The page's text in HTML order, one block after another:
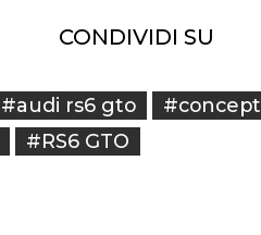
CONDIVIDI SU
#audi rs6 gto
#concept
#RS6 GTO